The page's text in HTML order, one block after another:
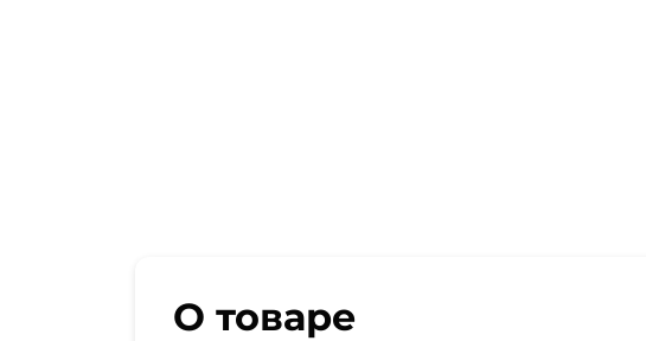
О товаре